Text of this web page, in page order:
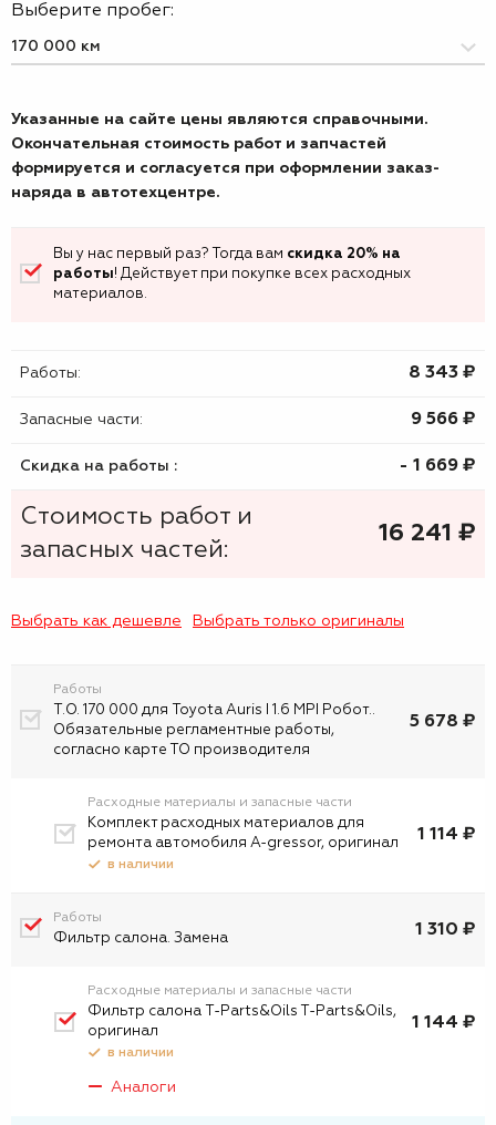
Выберите пробег:
Указанные на сайте цены являются справочными.
Окончательная стоимость работ и запчастей
формируется и согласуется при оформлении заказ-
наряда в автотехцентре.
Вы у нас первый раз? Тогда вам скидка 20% на
работы! Действует при покупке всех расходных
материалов.
Работы: 8 343 ₷
Запасные части: 9 566 ₷
Скидка на работы : - 1 669 ₷
Стоимость работ и
запасных частей:
16 241 ₷
Выбрать как дешевле Выбрать только оригиналы
Работы
Т.О. 170 000 для Toyota Auris I 1.6 MPI Робот..
Обязательные регламентные работы,
согласно карте ТО производителя
5 678 ₽
Расходные материалы и запасные части
Комплект расходных материалов для
ремонта автомобиля A-gressor, оригинал
в наличии
1 114 ₽
Работы
Фильтр салона. Замена 1 310 ₽
Расходные материалы и запасные части
Фильтр салона T-Parts&Oils T-Parts&Oils,
оригинал
в наличии
1 144 ₽
Аналоги